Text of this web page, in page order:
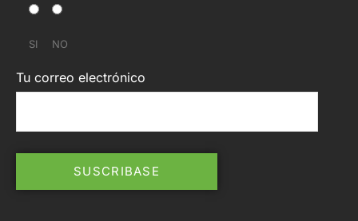
SI NO
Tu correo electrónico